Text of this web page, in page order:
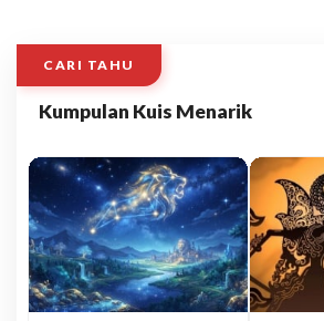
CARI TAHU
Kumpulan Kuis Menarik